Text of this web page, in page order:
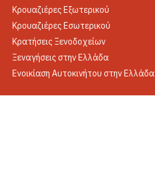
Κρουαζιέρες Εξωτερικού
Κρουαζιέρες Εσωτερικού
Κρατήσεις Ξενοδοχείων
Ξεναγήσεις στην Ελλάδα
Ενοικίαση Αυτοκινήτου στην Ελλάδα